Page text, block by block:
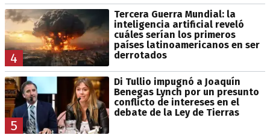
4
Tercera Guerra Mundial: la
inteligencia artificial reveló
cuáles serían los primeros
países latinoamericanos en ser
derrotados
5
Di Tullio impugnó a Joaquín
Benegas Lynch por un presunto
conflicto de intereses en el
debate de la Ley de Tierras